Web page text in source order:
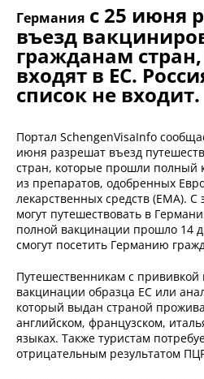
Германия с 25 июня
въезд
гражданам
входят в ЕС.
список не входит.
Портал SchengenVisaInfo
июня разрешат въезд
стран, которые прошли полный
из препаратов, одобренных
лекарственных средств (EMA). С
могут путешествовать в
полной вакцинации прошло 14
смогут посетить Германию
Путешественникам с прививкой
вакцинации образца ЕС или
который выдан страной
английском, французском,
языках. Также туристам
отрицательным результатом